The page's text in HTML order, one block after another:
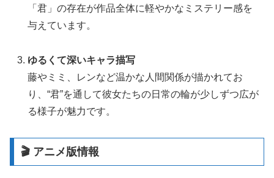
「君」の存在が作品全体に軽やかなミステリー感を
与えています。
ゆるくて深いキャラ描写
藤やミミ、レンなど温かな人間関係が描かれてお
り、“君”を通して彼女たちの日常の輪が少しずつ広が
る様子が魅力です。
🎬 アニメ版情報